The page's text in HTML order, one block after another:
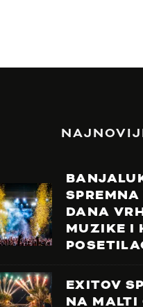
DANA
MUZIKE I
EXITOV
NA MALTI